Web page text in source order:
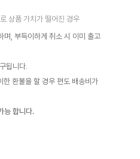
상품 가치가 떨어진 경우
며, 부득이하게 취소 시 이미 출고
됩니다.
한 환불을 할 경우 편도 배송비가
능 합니다.